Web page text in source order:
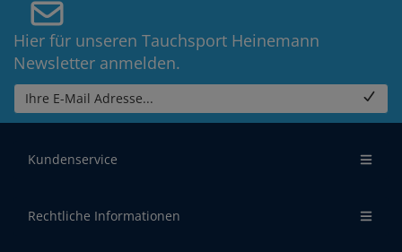
Hier für unseren Tauchsport Heinemann
Newsletter anmelden.
Ihre E-Mail Adresse...
Kundenservice
Rechtliche Informationen